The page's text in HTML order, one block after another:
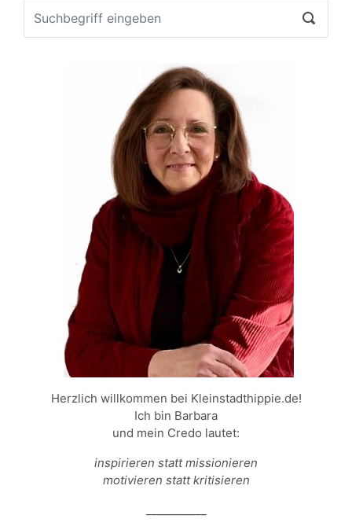
Herzlich willkommen bei Kleinstadthippie.de!
Ich bin Barbara
und mein Credo lautet:
inspirieren statt missionieren
motivieren statt kritisieren